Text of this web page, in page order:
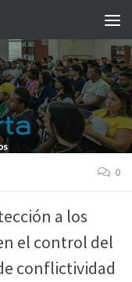
0
a los
el control del
conflictividad